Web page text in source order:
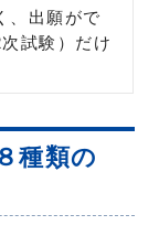
、出願がで
試験）だけ
種類の